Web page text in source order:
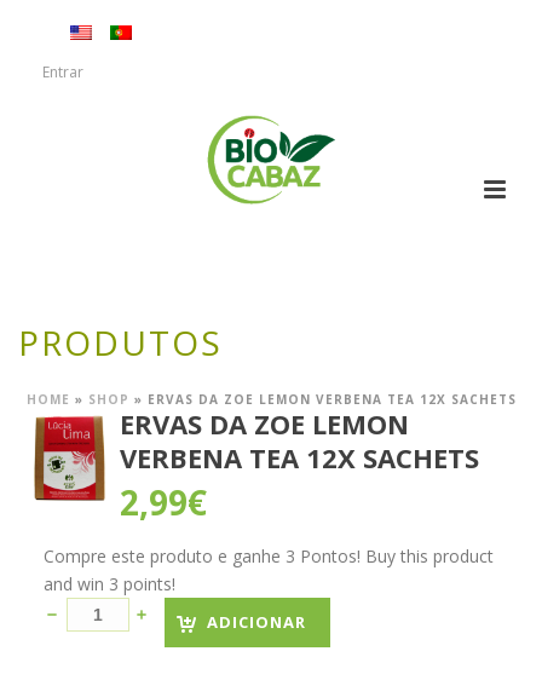
Entrar
PRODUTOS
HOME » SHOP » ERVAS DA ZOE LEMON VERBENA TEA 12X SACHETS
ERVAS DA ZOE LEMON
VERBENA TEA 12X SACHETS
2,99€
Compre este produto e ganhe 3 Pontos! Buy this product
and win 3 points!
ADICIONAR